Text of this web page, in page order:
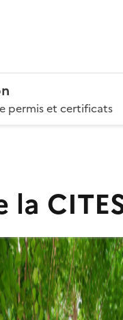
permis et certificats
la